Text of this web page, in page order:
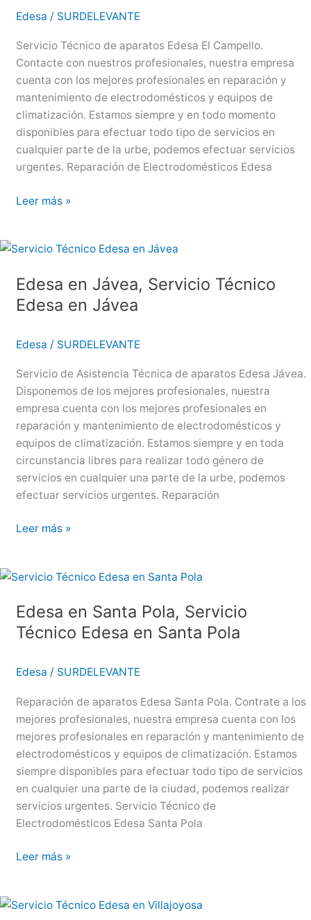
Edesa
Sant
Juan
de
Alicante
Edesa / SURDELEVANTE
Servicio Técnico de aparatos Edesa El Campello.
Contacte con nuestros profesionales, nuestra empresa
cuenta con los mejores profesionales en reparación y
mantenimiento de electrodomésticos y equipos de
climatización. Estamos siempre y en todo momento
disponibles para efectuar todo tipo de servicios en
cualquier parte de la urbe, podemos efectuar servicios
urgentes. Reparación de Electrodomésticos Edesa
Edesa
Campello,
Técnico
Edesa
El
Leer más »
Edesa en Jávea, Servicio Técnico
Edesa en Jávea
Edesa / SURDELEVANTE
Servicio de Asistencia Técnica de aparatos Edesa Jávea.
Disponemos de los mejores profesionales, nuestra
empresa cuenta con los mejores profesionales en
reparación y mantenimiento de electrodomésticos y
equipos de climatización. Estamos siempre y en toda
circunstancia libres para realizar todo género de
servicios en cualquier una parte de la urbe, podemos
efectuar servicios urgentes. Reparación
Edesa
Servicio
Edesa
en
Leer más »
Edesa en Santa Pola, Servicio
Técnico Edesa en Santa Pola
Edesa / SURDELEVANTE
Reparación de aparatos Edesa Santa Pola. Contrate a los
mejores profesionales, nuestra empresa cuenta con los
mejores profesionales en reparación y mantenimiento de
electrodomésticos y equipos de climatización. Estamos
siempre disponibles para efectuar todo tipo de servicios
en cualquier una parte de la ciudad, podemos realizar
servicios urgentes. Servicio Técnico de
Electrodomésticos Edesa Santa Pola
Edesa
Pola,
Leer más »